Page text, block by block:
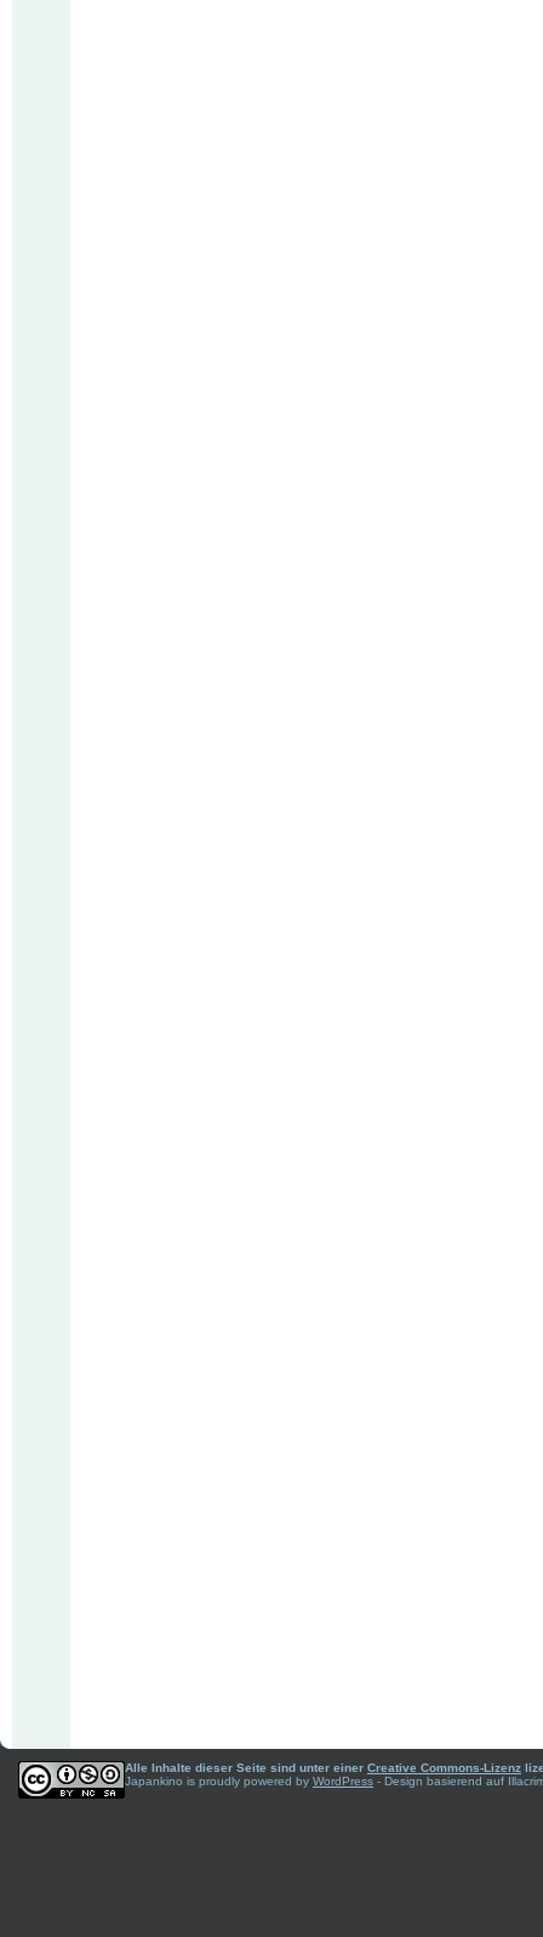
Alle Inhalte dieser Seite sind unter einer Creative Commons-Lizenz
Japankino is proudly powered by WordPress - Design basierend auf